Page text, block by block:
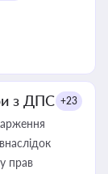
з ДПС +23
прав